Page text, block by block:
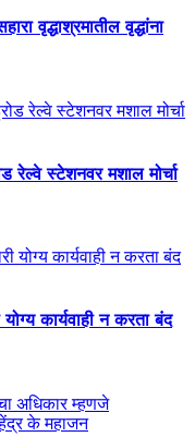
वृद्धाश्रमातील वृद्धांना
रेल्वे स्टेशनवर मशाल मोर्चा
योग्य कार्यवाही न करता बंद